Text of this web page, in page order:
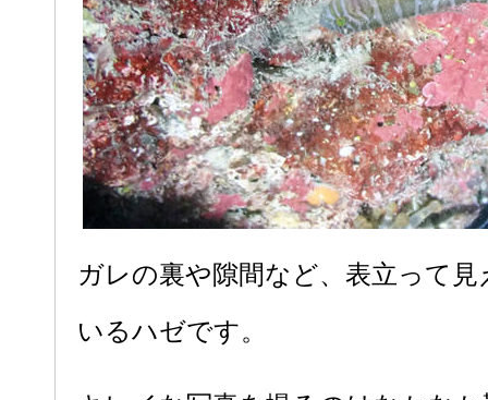
ガレの裏や隙間など、表立って
いるハゼです。